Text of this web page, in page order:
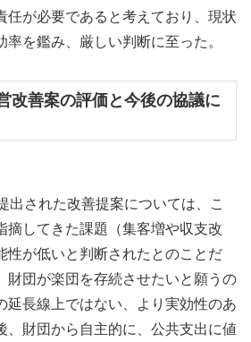
任が必要であると考えており、現状
を鑑み、厳しい判断に至った。
改善案の評価と今後の協議に
出された改善提案については、こ
摘してきた課題（集客増や収支改
性が低いと判断されたとのことだ
財団が楽団を存続させたいと願うの
延長線上ではない、より実効性のあ
、財団から自主的に、公共支出に値